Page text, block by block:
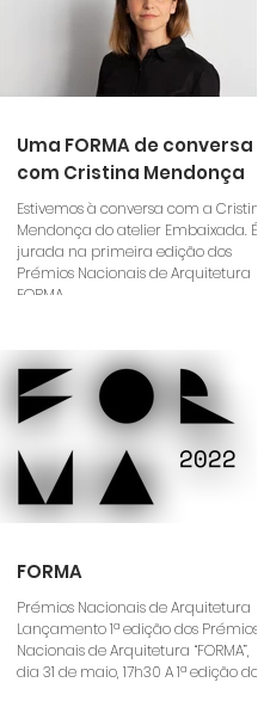
Uma FORMA de conversa
com Cristina Mendonça
Estivemos à conversa com a Cristina
Mendonça do atelier Embaixada. É
jurada na primeira edição dos
Prémios Nacionais de Arquitetura
FORMA...
FORMA
Prémios Nacionais de Arquitetura
Lançamento 1ª edição dos Prémios
Nacionais de Arquitetura “FORMA”,
dia 31 de maio, 17h30 A 1ª edição dos...